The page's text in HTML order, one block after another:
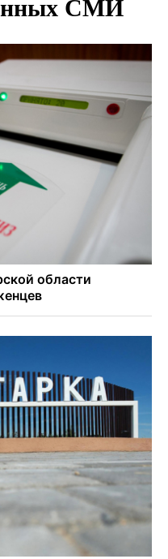
делом для директора
прибавку к пенсии
диспансеризации